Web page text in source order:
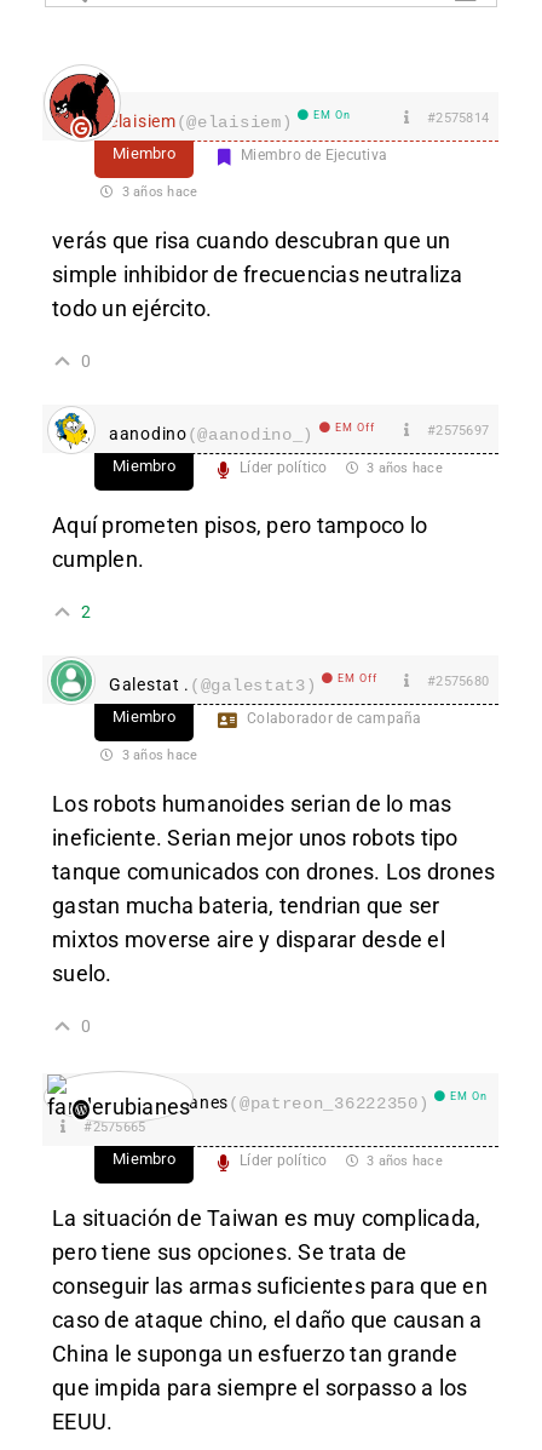
elaisiem(@elaisiem) EM On #2575814
Miembro Miembro de Ejecutiva
3 años hace
verás que risa cuando descubran que un
simple inhibidor de frecuencias neutraliza
todo un ejército.
0
aanodino(@aanodino_) EM Off #2575697
Miembro Líder político 3 años hace
Aquí prometen pisos, pero tampoco lo
cumplen.
2
Galestat . (@galestat3) EM Off #2575680
Miembro Colaborador de campaña
3 años hace
Los robots humanoides serian de lo mas
ineficiente. Serian mejor unos robots tipo
tanque comunicados con drones. Los drones
gastan mucha bateria, tendrian que ser
mixtos moverse aire y disparar desde el
suelo.
0
fanderubianes(@patreon_36222350) EM On
#2575665
Miembro Líder político 3 años hace
La situación de Taiwan es muy complicada,
pero tiene sus opciones. Se trata de
conseguir las armas suficientes para que en
caso de ataque chino, el daño que causan a
China le suponga un esfuerzo tan grande
que impida para siempre el sorpasso a los
EEUU.